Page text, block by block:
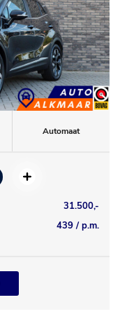
Automaat
31.500,-
439 / p.m.